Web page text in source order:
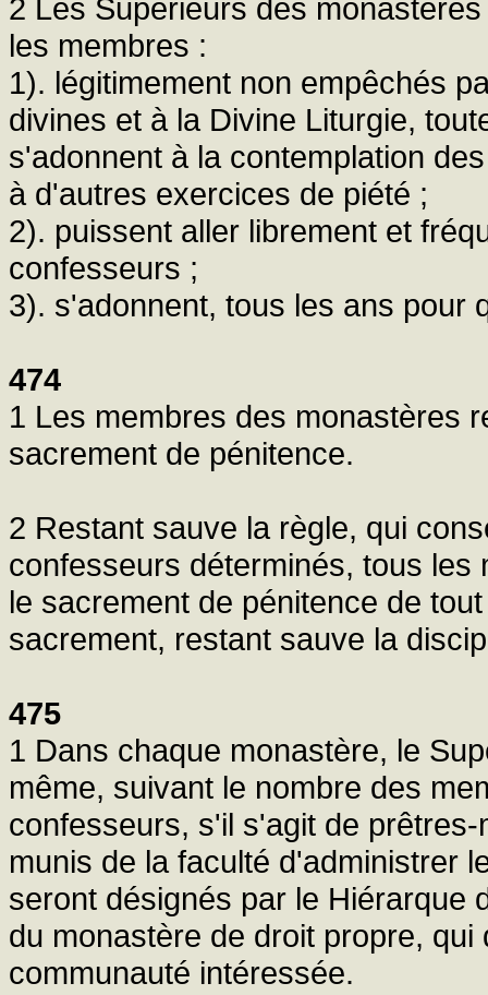
2 Les Supérieurs des
les membres :
1). légitimement non empêchés
divines et à la Divine Liturgie,
s'adonnent à la contemplation
à d'autres exercices de piété ;
2). puissent aller librement et
confesseurs ;
3). s'adonnent, tous les ans pour
474
1 Les membres des monastères
sacrement de pénitence.
2 Restant sauve la règle, qui
confesseurs déterminés, tous
le sacrement de pénitence de
sacrement, restant sauve la
475
1 Dans chaque monastère, le
même, suivant le nombre des
confesseurs, s'il s'agit de
munis de la faculté d'administrer
seront désignés par le Hiérarque
du monastère de droit propre,
communauté intéressée.